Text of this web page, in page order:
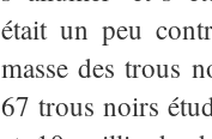
était un peu
masse des trous
67 trous noirs